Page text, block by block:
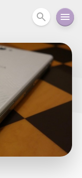
カメラ
ンカメラ カメラ
コラム